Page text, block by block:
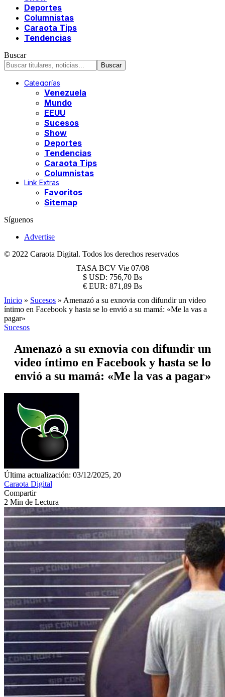
Deportes
Columnistas
Caraota Tips
Tendencias
Buscar
Categorías
Venezuela
Mundo
EEUU
Sucesos
Show
Deportes
Tendencias
Caraota Tips
Columnistas
Link Extras
Favoritos
Sitemap
Síguenos
Advertise
© 2022 Caraota Digital. Todos los derechos reservados
TASA BCV Vie 07/08
$ USD: 756,70 Bs
€ EUR: 871,89 Bs
Inicio » Sucesos » Amenazó a su exnovia con difundir un video
íntimo en Facebook y hasta se lo envió a su mamá: «Me la vas a
pagar»
Sucesos
Amenazó a su exnovia con difundir un
video íntimo en Facebook y hasta se lo
envió a su mamá: «Me la vas a pagar»
Última actualización: 03/12/2025, 20
Caraota Digital
Compartir
2 Min de Lectura